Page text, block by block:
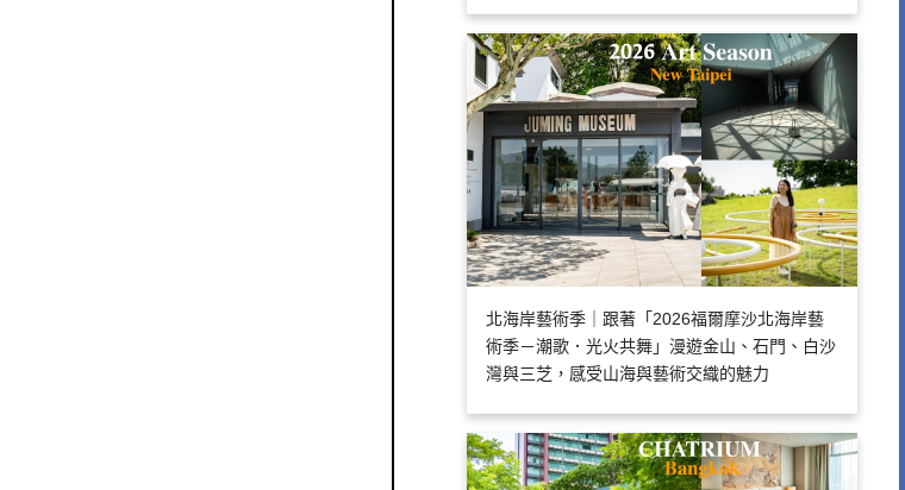
北海岸藝術季｜跟著「2026福爾摩沙北海岸藝
術季－潮歌．光火共舞」漫遊金山、石門、白沙
灣與三芝，感受山海與藝術交織的魅力